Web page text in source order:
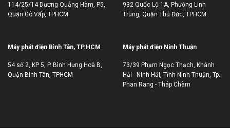
114/25/14 Dương Quảng Hàm, P5,
Quận Gò Vấp, TPHCM
932 Quốc Lộ 1A, Phường Linh
Trung, Quận Thủ Đức, TPHCM
Máy phát điện Bình Tân, TP.HCM
54 số 2, KP 5, P. Bình Hưng Hoà B,
Quận Bình Tân, TPHCM
Máy phát điện Ninh Thuận
73/39 Phạm Ngọc Thạch, Khánh
Hải - Ninh Hải, Tỉnh Ninh Thuận, Tp.
Phan Rang - Tháp Chàm